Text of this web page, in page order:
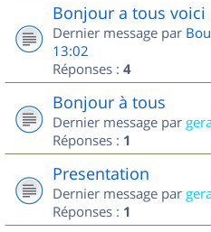
Bonjour a tous
Dernier message par
13:02
Réponses : 4
Bonjour à tous
Dernier message par
Réponses : 1
Presentation
Dernier message par
Réponses : 1